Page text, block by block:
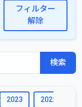
フィルター
解除
検索
2023 2022